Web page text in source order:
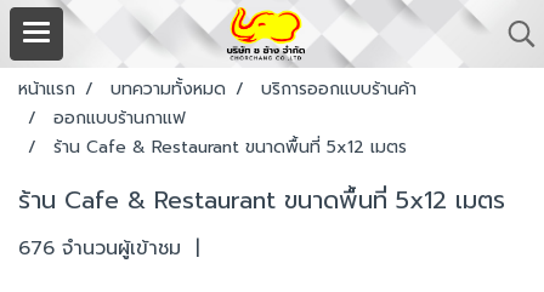
หน้าแรก บทความทั้งหมด
บริการออกแบบร้านค้า
ออกแบบร้านกาแฟ
ร้าน Cafe & Restaurant ขนาดพื้นที่ 5x12 เมตร
ร้าน Cafe & Restaurant ขนาดพื้นที่ 5x12 เมตร
676 จำนวนผู้เข้าชม |